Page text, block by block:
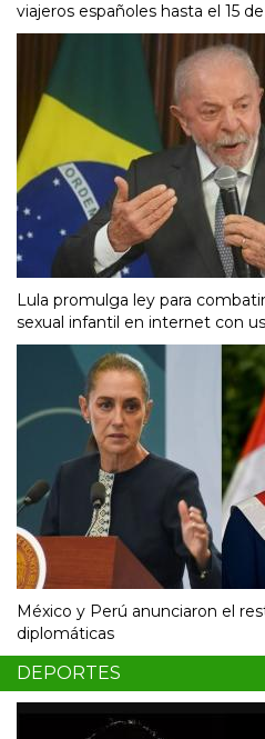
viajeros españoles hasta el 15
Lula promulga ley para
sexual infantil en internet con
México y Perú anunciaron el
diplomáticas
DEPORTES